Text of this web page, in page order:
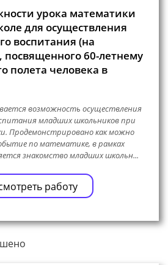
урока математики
для осуществления
воспитания (на
60-летнему
полета человека в
возможность осуществления
младших школьников при
Продемонстрировано как можно
по математике, в рамках
знакомство младших школьн...
работу